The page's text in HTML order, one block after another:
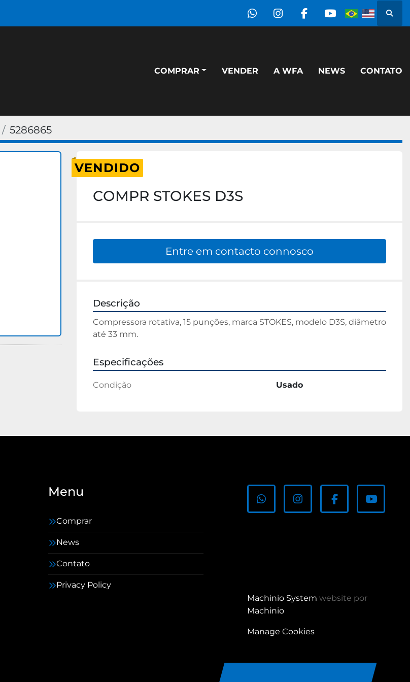
whatsappinstagram
facebook
youtube
COMPRAR NEWS
VENDER A WFA CONTATO
5286865
VENDIDO
COMPR STOKES D3S
Entre em contacto connosco
Descrição
Compressora rotativa, 15 punções, marca STOKES, modelo D3S, diâmetro
até 33 mm.
Especificações
Condição Usado
Menu
Comprar
News
Contato
Privacy Policy
whatsappinstagramfacebook
Machinio System website por
Machinio
Manage Cookies